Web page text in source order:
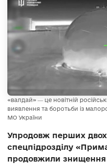
«валдай» ― це новітній
виявлення та боротьби із
МО України
Упродовж перших двох
спецпідрозділу
продовжили